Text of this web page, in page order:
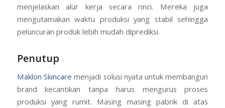
menjelaskan alur kerja secara rinci. Mereka juga
mengutamakan waktu produksi yang stabil sehingga
peluncuran produk lebih mudah diprediksi.
Penutup
Maklon Skincare menjadi solusi nyata untuk membangun
brand kecantikan tanpa harus mengurus proses
produksi yang rumit. Masing masing pabrik di atas